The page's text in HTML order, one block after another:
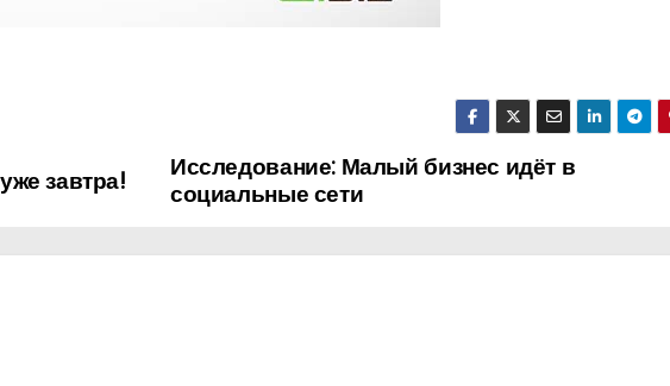
Исследование: Малый бизнес идёт в
социальные сети
завтра!